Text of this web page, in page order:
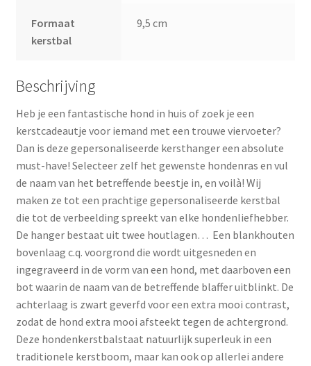
Formaat
kerstbal
9,5 cm
Beschrijving
Heb je een fantastische hond in huis of zoek je een
kerstcadeautje voor iemand met een trouwe viervoeter?
Dan is deze gepersonaliseerde kersthanger een absolute
must-have! Selecteer zelf het gewenste hondenras en vul
de naam van het betreffende beestje in, en voilà! Wij
maken ze tot een prachtige gepersonaliseerde kerstbal
die tot de verbeelding spreekt van elke hondenliefhebber.
De hanger bestaat uit twee houtlagen… Een blankhouten
bovenlaag c.q. voorgrond die wordt uitgesneden en
ingegraveerd in de vorm van een hond, met daarboven een
bot waarin de naam van de betreffende blaffer uitblinkt. De
achterlaag is zwart geverfd voor een extra mooi contrast,
zodat de hond extra mooi afsteekt tegen de achtergrond.
Deze hondenkerstbalstaat natuurlijk superleuk in een
traditionele kerstboom, maar kan ook op allerlei andere